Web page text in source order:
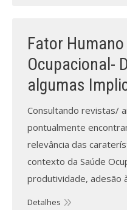
Fator
Ocupacional-
algumas
Consultando revistas/
pontualmente
relevância das
contexto da Saúde
produtividade, adesão
Detalhes